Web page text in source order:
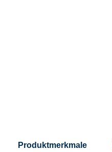
Produktmerkmale